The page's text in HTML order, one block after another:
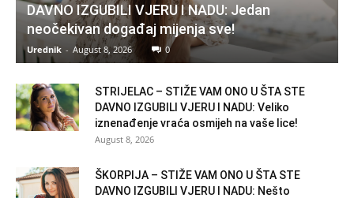
DAVNO IZGUBILI VJERU I NADU: Jedan
neočekivan događaj mijenja sve!
Urednik - August 8, 2026 0
STRIJELAC – STIŽE VAM ONO U ŠTA STE
DAVNO IZGUBILI VJERU I NADU: Veliko
iznenađenje vraća osmijeh na vaše lice!
August 8, 2026
ŠKORPIJA – STIŽE VAM ONO U ŠTA STE
DAVNO IZGUBILI VJERU I NADU: Nešto